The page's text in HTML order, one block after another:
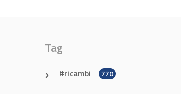
Tag
ricambi 770